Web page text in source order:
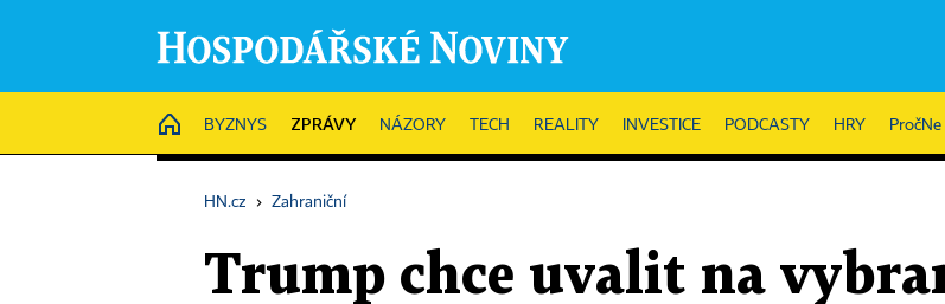
HOME
BYZNYS ZPRÁVY NÁZORY TECH REALITY INVESTICE PODCASTY HRY PročNe
HN.cz › Zahraniční
Trump chce uvalit na